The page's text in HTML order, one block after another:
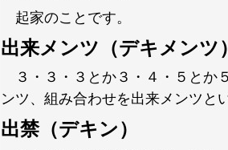
起家のことです。
出来メンツ（デキメンツ）
３・３・３とか３・４・５とか
ンツ、組み合わせを出来メンツと
出禁（デキン）